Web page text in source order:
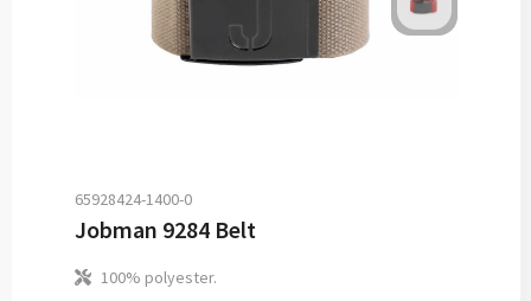
65928424-1400-0
Jobman 9284 Belt
100% polyester.